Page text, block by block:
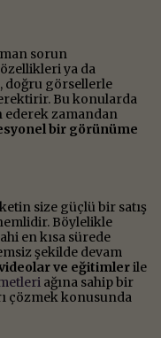
sorun
ya da
doğru görsellerle
Bu konularda
ederek zamandan
bir görünüme
size güçlü bir satış
Böylelikle
en kısa sürede
şekilde devam
ve eğitimlerile
ağına sahip bir
çözmek konusunda